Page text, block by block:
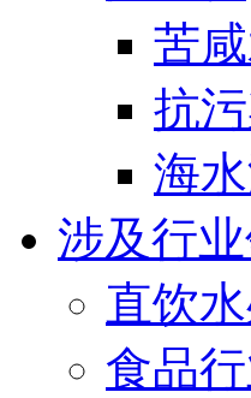
苦
抗
海
涉及行
直饮
食品